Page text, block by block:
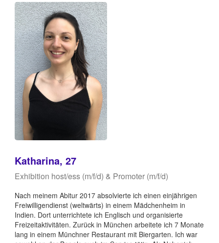
Katharina, 27
Exhibition host/ess (m/f/d) & Promoter (m/f/d)
Nach meinem Abitur 2017 absolvierte ich einen einjährigen
Freiwilligendienst (weltwärts) in einem Mädchenheim in
Indien. Dort unterrichtete ich Englisch und organisierte
Freizeitaktivitäten. Zurück in München arbeitete ich 7 Monate
lang in einem Münchner Restaurant mit Biergarten. Ich war